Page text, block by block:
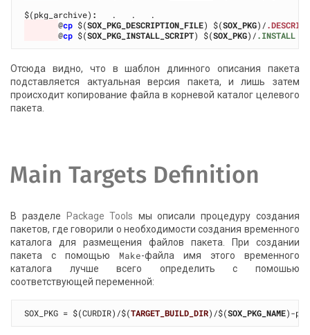
$(pkg_archive) :
@cp $(SOX_PKG_DESCRIPTION_FILE) $(SOX_PKG)/
@cp $(SOX_PKG_INSTALL_SCRIPT) $(SOX_PKG)/.INSTALL
Отсюда видно, что в шаблон длинного описания пакета
подставляется актуальная версия пакета, и лишь затем
происходит копирование файла в корневой каталог целевого
пакета.
Main Targets Definition
В разделе Package Tools мы описали процедуру создания
пакетов, где говорили о необходимости создания временного
каталога для размещения файлов пакета. При создании
пакета с помощью Make-файла имя этого временного
каталога лучше всего определить с помошью
соответствующей переменной:
SOX_PKG = $(CURDIR)/$(TARGET_BUILD_DIR)/$(SOX_PKG_NAME